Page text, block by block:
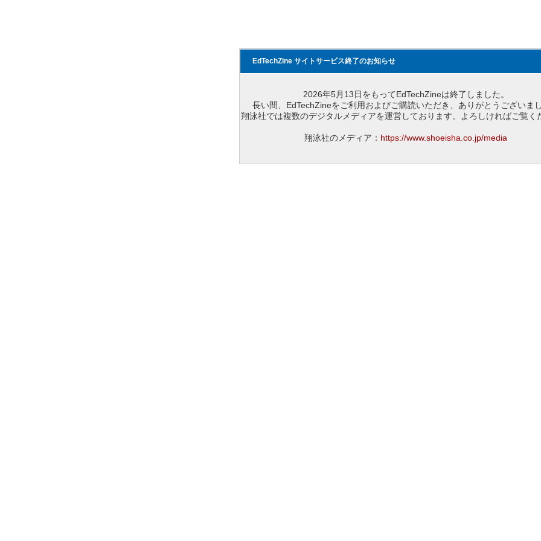
EdTechZine サイトサービス終了のお知らせ
2026年5月13日をもってEdTechZineは終了しました。
長い間、EdTechZineをご利用およびご購読いただき、ありがとうございまし
翔泳社では複数のデジタルメディアを運営しております。よろしければご覧く
翔泳社のメディア： https://www.shoeisha.co.jp/media